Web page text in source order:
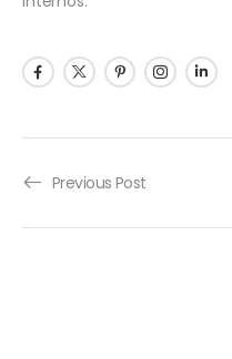
Previous Post